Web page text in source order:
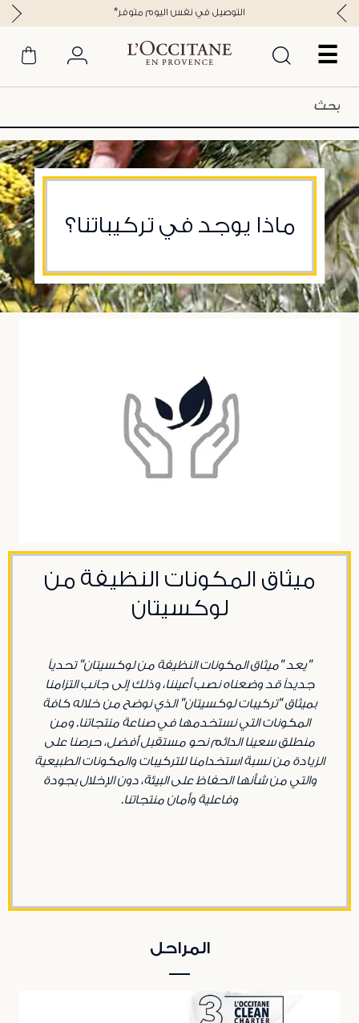
☰
استمتعوا بتوصيل مجاني للطلبات فوق 25 د.ك
ماذا يوجد في تركيباتنا؟
ميثاق المكونات النظيفة من
لوكسيتان
"يعد "ميثاق المكونات النظيفة من لوكسيتان" تحدياً
جديداً قد وضعناه نصب أعيننا، وذلك إلى جانب التزامنا
بميثاق "تركيبات لوكسيتان" الذي نوضح من خلاله كافة
المكونات التي نستخدمها في صناعة منتجاتنا. ومن
منطلق سعينا الدائم نحو مستقبل أفضل، حرصنا على
الزيادة من نسبة استخدامنا للتركيبات والمكونات الطبيعية
والتي من شأنها الحفاظ على البيئة، دون الإخلال بجودة
وفاعلية وأمان منتجاتنا.
المراحل